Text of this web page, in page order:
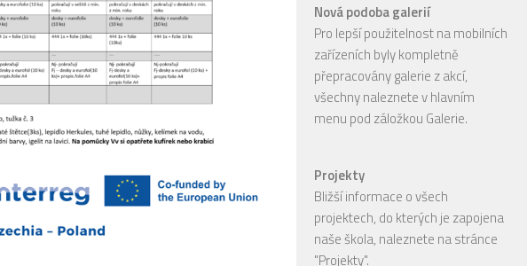
Nová podoba galerií
Pro lepší použitelnost na mobilních
zařízeních byly kompletně
přepracovány galerie z akcí,
všechny naleznete v hlavním
menu pod záložkou Galerie.
Projekty
Bližší informace o všech
projektech, do kterých je zapojena
naše škola, naleznete na stránce
"Projekty".